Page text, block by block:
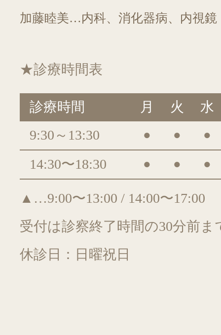
加藤睦美…内科、消化器病、内視鏡
★診療時間表
診療時間 月 火
水
9:30～13:30
● ● ●
14:30〜18:30 ● ● ●
▲…9:00〜13:00 / 14:00〜17:00
受付は診察終了時間の30分前
休診日：日曜祝日